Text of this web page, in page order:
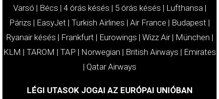
Varsó | Bécs | 4 órás késés | 5 órás késés | Lufthansa |
Párizs | EasyJet | Turkish Airlines | Air France | Budapest |
Ryanair késés | Frankfurt | Eurowings | Wizz Air| München |
KLM | TAROM | TAP | Norwegian | British Airways | Emirates
| Qatar Airways
LÉGI UTASOK JOGAI AZ EURÓPAI UNIÓBAN